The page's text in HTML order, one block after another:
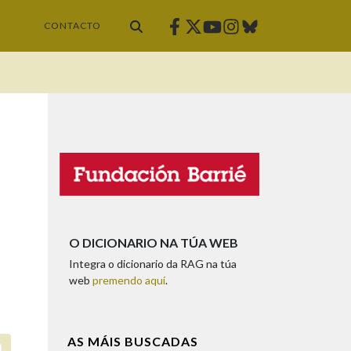
CONTACTO Facebook
Twitter
Youtube
Instagram
Bluesky
O DICIONARIO NA TÚA WEB
Integra o dicionario da RAG na túa
web premendo aquí.
AS MÁIS BUSCADAS